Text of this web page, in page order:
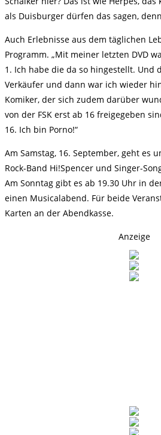
als Duisburger dürfen das sagen,
Auch Erlebnisse aus dem täglichen
Programm. „Mit meiner letzten DVD
1. Ich habe die da so hingestellt. Und
Verkäufer und dann war ich wieder
Komiker, der sich zudem darüber
von der FSK erst ab 16 freigegeben
16. Ich bin Porno!“
Am Samstag, 16. September, geht es
Rock-Band Hi!Spencer und Singer-
Am Sonntag gibt es ab 19.30 Uhr in
einen Musicalabend. Für beide
Karten an der Abendkasse.
Anzeige